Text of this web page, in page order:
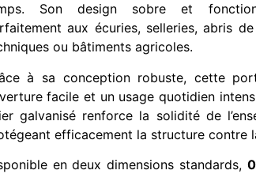
Son design sobre et
aux écuries, selleries, abris
ou bâtiments agricoles.
à sa conception robuste, cette
facile et un usage quotidien
galvanisé renforce la solidité de
efficacement la structure contre
en deux dimensions standards,